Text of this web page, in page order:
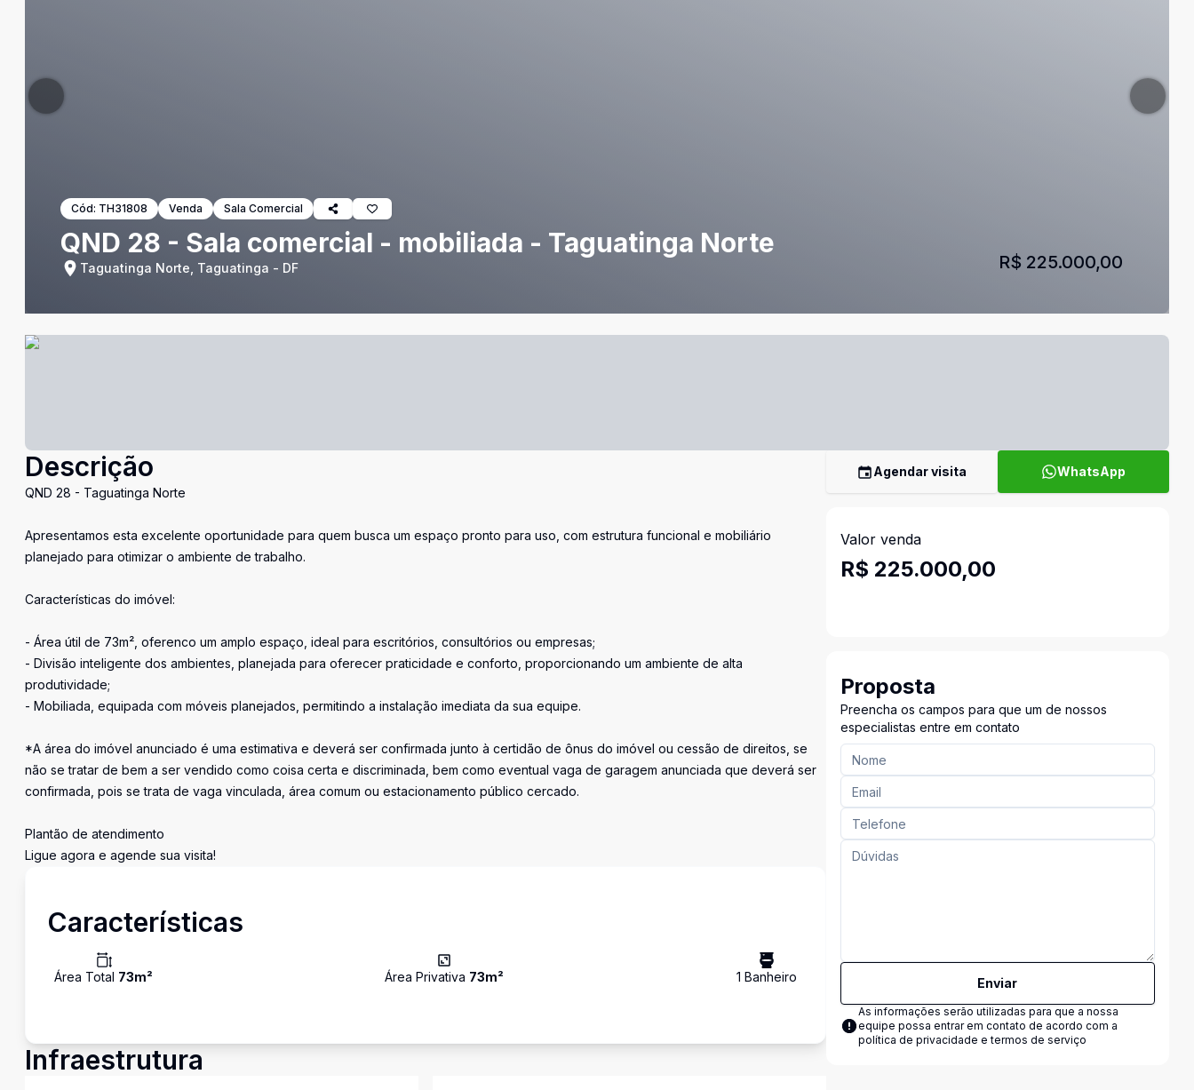
Cód: TH31808 Venda Sala Comercial
QND 28 - Sala comercial - mobiliada - Taguatinga Norte
Taguatinga Norte, Taguatinga - DF R$ 225.000,00
Descrição
QND 28 - Taguatinga Norte
Apresentamos esta excelente oportunidade para quem busca um espaço pronto para uso, com estrutura funcional e mobiliário
planejado para otimizar o ambiente de trabalho.
Características do imóvel:
- Área útil de 73m², oferenco um amplo espaço, ideal para escritórios, consultórios ou empresas;
- Divisão inteligente dos ambientes, planejada para oferecer praticidade e conforto, proporcionando um ambiente de alta
produtividade;
- Mobiliada, equipada com móveis planejados, permitindo a instalação imediata da sua equipe.
*A área do imóvel anunciado é uma estimativa e deverá ser confirmada junto à certidão de ônus do imóvel ou cessão de direitos, se
não se tratar de bem a ser vendido como coisa certa e discriminada, bem como eventual vaga de garagem anunciada que deverá ser
confirmada, pois se trata de vaga vinculada, área comum ou estacionamento público cercado.
Plantão de atendimento
Ligue agora e agende sua visita!
Características
Área Total 73m² Área Privativa 73m² 1 Banheiro
Infraestrutura
Agendar visita WhatsApp
Valor venda
R$ 225.000,00
Proposta
Preencha os campos para que um de nossos
especialistas entre em contato
Enviar
As informações serão utilizadas para que a nossa
equipe possa entrar em contato de acordo com a
política de privacidade e termos de serviço